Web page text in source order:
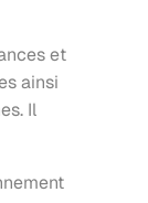
et
ainsi
Il